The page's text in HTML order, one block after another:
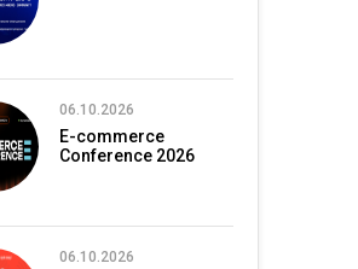
06.10.2026
E-commerce
Conference 2026
06.10.2026